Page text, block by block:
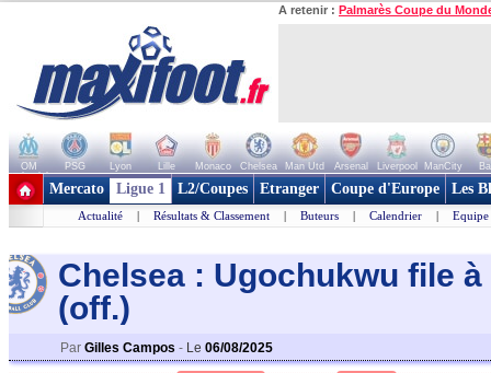
A retenir : Palmarès Coupe du
OM PSG Lyon Lille Monaco Chelsea Man Utd Arsenal Liverpool ManCity
+ de clubs
Mercato Ligue 1 L2/Coupes Etranger Coupe d'Europe Les
Actualité | Résultats & Classement | Buteurs | Calendrier | Equipe
Chelsea : Ugochukwu file
(off.)
Par Gilles Campos - Le 06/08/2025